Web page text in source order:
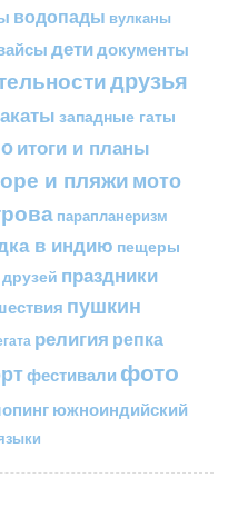
водопады вулканы
детидокументы
друзья
западные гаты
итоги и планы
и пляжимото
парапланеризм
в индию пещеры
праздники
пушкин
религия репка
фестивали фото
южноиндийский